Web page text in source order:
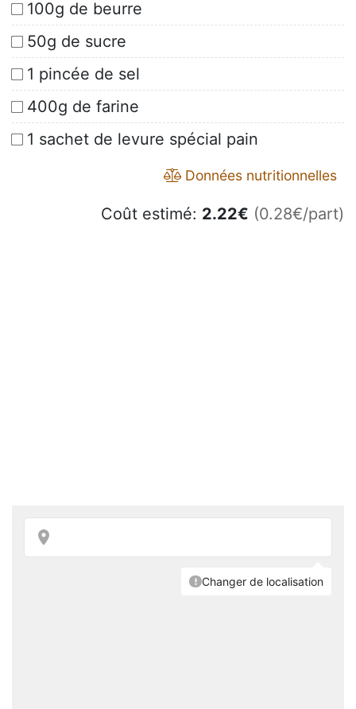
100g de beurre
50g de sucre
1 pincée de sel
400g de farine
1 sachet de levure spécial pain
Données nutritionnelles
Coût estimé: 2.22€ (0.28€/part)